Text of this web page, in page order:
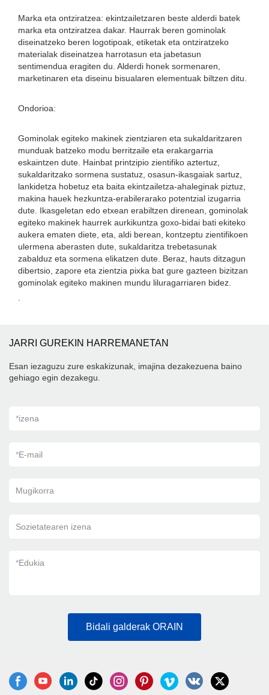
Marka eta ontziratzea: ekintzailetzaren beste alderdi batek
marka eta ontziratzea dakar. Haurrak beren gominolak
diseinatzeko beren logotipoak, etiketak eta ontziratzeko
materialak diseinatzea harrotasun eta jabetasun
sentimendua eragiten du. Alderdi honek sormenaren,
marketinaren eta diseinu bisualaren elementuak biltzen ditu.
Ondorioa:
Gominolak egiteko makinek zientziaren eta sukaldaritzaren
munduak batzeko modu berritzaile eta erakargarria
eskaintzen dute. Hainbat printzipio zientifiko aztertuz,
sukaldaritzako sormena sustatuz, osasun-ikasgaiak sartuz,
lankidetza hobetuz eta baita ekintzailetza-ahaleginak piztuz,
makina hauek hezkuntza-erabilerarako potentzial izugarria
dute. Ikasgeletan edo etxean erabiltzen direnean, gominolak
egiteko makinek haurrek aurkikuntza goxo-bidai bati ekiteko
aukera ematen diete, eta, aldi berean, kontzeptu zientifikoen
ulermena aberasten dute, sukaldaritza trebetasunak
zabalduz eta sormena elikatzen dute. Beraz, hauts ditzagun
dibertsio, zapore eta zientzia pixka bat gure gazteen bizitzan
gominolak egiteko makinen mundu liluragarriaren bidez.
JARRI GUREKIN HARREMANETAN
Esan iezaguzu zure eskakizunak, imajina dezakezuena baino
gehiago egin dezakegu.
*izena
*E-mail
Mugikorra
Sozietatearen izena
*Edukia
Bidali galderak ORAIN